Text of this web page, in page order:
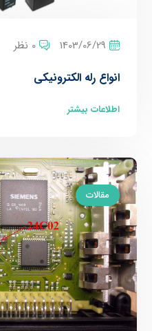
1403/06/29 0 نظر
انواع رله الکترونیکی
اطلاعات بیشتر
مقالات